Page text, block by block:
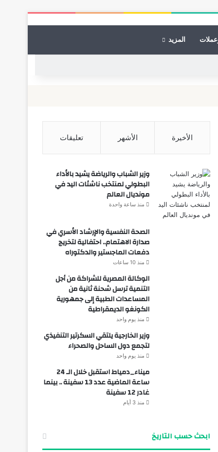
المزيد
الأخيرة الأشهر تعليقات
وزير الشباب والرياضة يشيد بالأداء
البطولي لمنتخب ناشئات اليد في
مونديال العالم
منذ ساعة واحدة
الصحة النفسية والإرشاد الأسري في
صدارة الاهتمام.. احتفالية لتخريج
دفعات الماجستير والدكتوراه
منذ 10 ساعات
الوكالة المصرية للشراكة من أجل
التنمية ترسل شحنة ثانية من
المساعدات الطبية إلى جمهورية
الكونغو الديمقراطية
منذ يوم واحد
وزير الخارجية يلتقي السكرتير التنفيذي
لتجمع دول الساحل والصحراء
منذ يوم واحد
ميناء_دمياط استقبل خلال الـ 24
ساعة الماضية عدد 13 سفينة .. بينما
غادر 12 سفينة
منذ 3 أيام
ابحث حسب التاريخ